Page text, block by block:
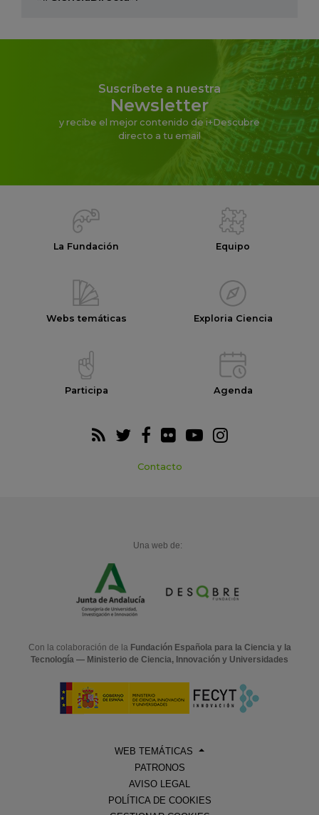
Suscríbete a nuestra
Newsletter
y recibe el mejor contenido de i+Descubre
directo a tu email
La Fundación Equipo
Webs temáticas Exploria Ciencia
Participa Agenda
Contacto
Una web de:
Con la colaboración de la Fundación Española para la Ciencia y la
Tecnología — Ministerio de Ciencia, Innovación y Universidades
WEB TEMÁTICAS
PATRONOS
AVISO LEGAL
POLÍTICA DE COOKIES